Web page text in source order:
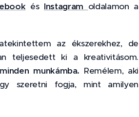
és Instagram oldalamon a
az ékszerekhez, de
teljesedett ki a kreativitásom.
munkámba. Remélem, aki
szeretni fogja, mint amilyen